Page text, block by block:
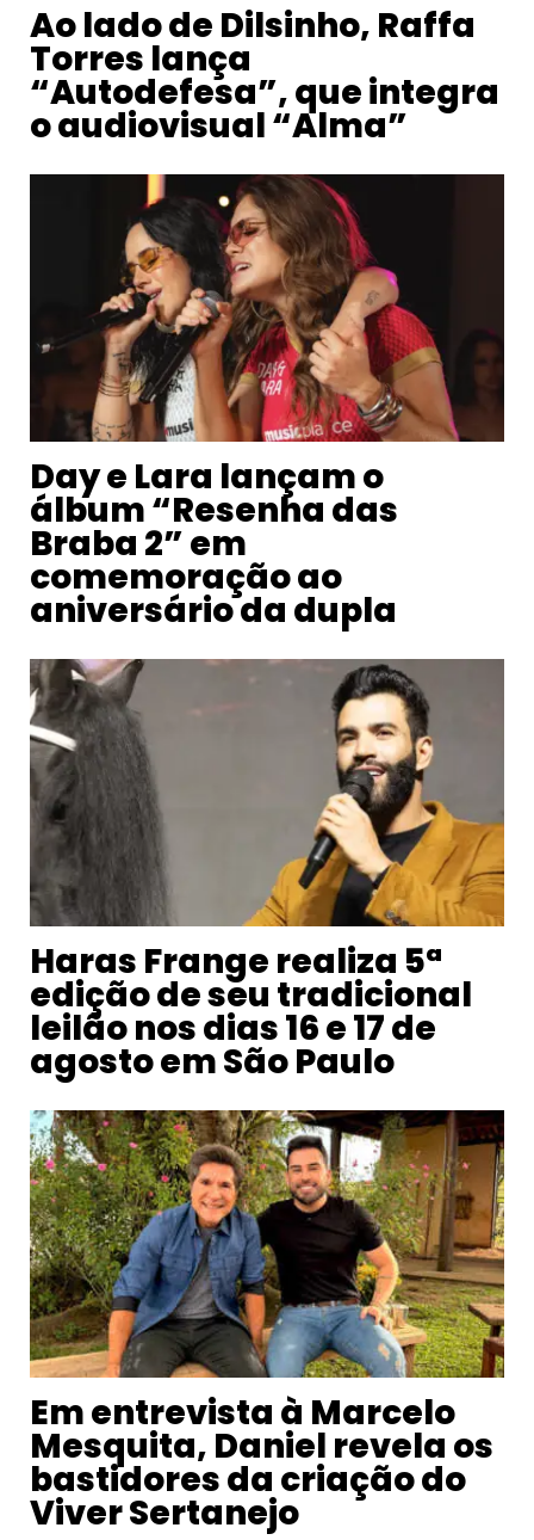
Ao lado de Dilsinho, Raffa
Torres lança
“Autodefesa”, que integra
o audiovisual “Alma”
Day e Lara lançam o
álbum “Resenha das
Braba 2” em
comemoração ao
aniversário da dupla
Haras Frange realiza 5ª
edição de seu tradicional
leilão nos dias 16 e 17 de
agosto em São Paulo
Em entrevista à Marcelo
Mesquita, Daniel revela os
bastidores da criação do
Viver Sertanejo